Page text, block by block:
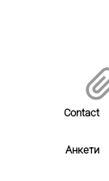
Contact
Анкети